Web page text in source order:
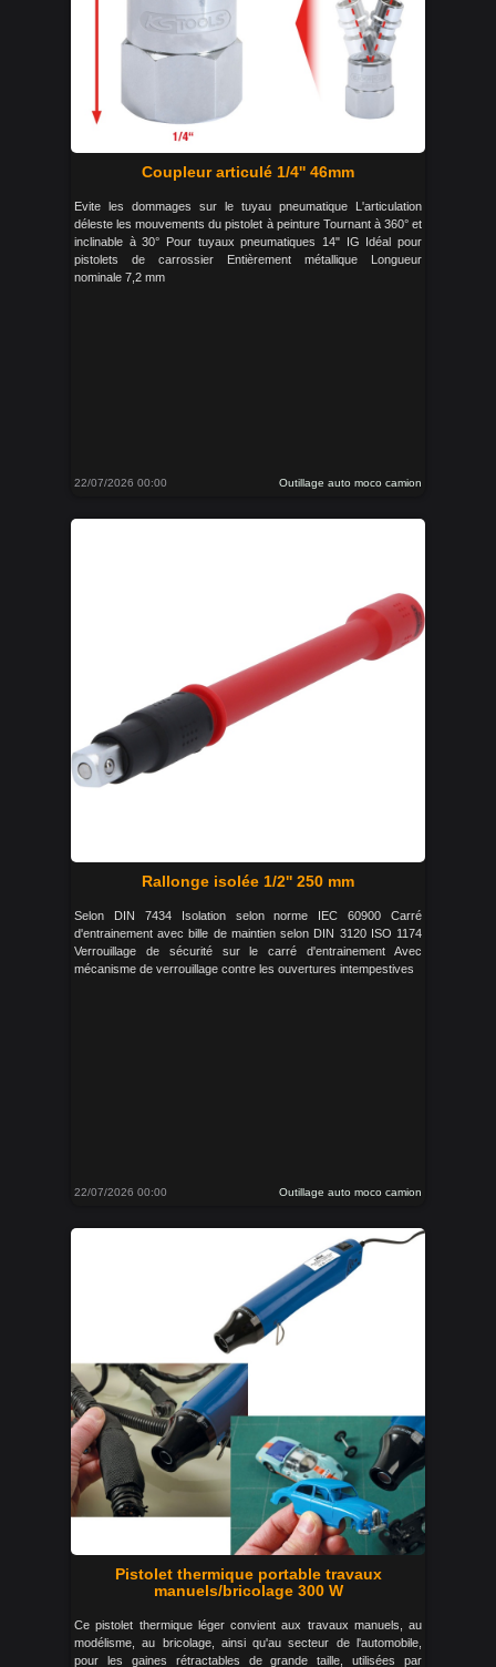
Coupleur articulé 1/4'' 46mm
Evite les dommages sur le tuyau pneumatique L'articulation
déleste les mouvements du pistolet à peinture Tournant à 360° et
inclinable à 30° Pour tuyaux pneumatiques 14" IG Idéal pour
pistolets de carrossier Entièrement métallique Longueur
nominale 7,2 mm
22/07/2026 00:00 Outillage auto moco camion
Rallonge isolée 1/2'' 250 mm
Selon DIN 7434 Isolation selon norme IEC 60900 Carré
d'entrainement avec bille de maintien selon DIN 3120 ISO 1174
Verrouillage de sécurité sur le carré d'entrainement Avec
mécanisme de verrouillage contre les ouvertures intempestives
22/07/2026 00:00 Outillage auto moco camion
Pistolet thermique portable travaux
manuels/bricolage 300 W
Ce pistolet thermique léger convient aux travaux manuels, au
modélisme, au bricolage, ainsi qu'au secteur de l'automobile,
pour les gaines rétractables de grande taille, utilisées par